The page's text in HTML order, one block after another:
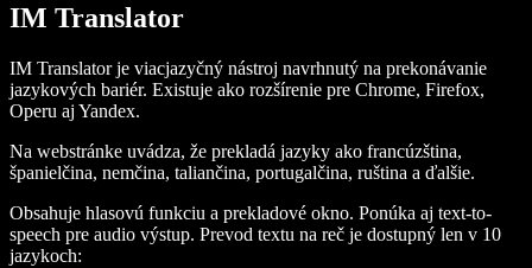
IM Translator
IM Translator je viacjazyčný nástroj navrhnutý na prekonávanie
jazykových bariér. Existuje ako rozšírenie pre Chrome, Firefox,
Operu aj Yandex.
Na webstránke uvádza, že prekladá jazyky ako francúzština,
španielčina, nemčina, taliančina, portugalčina, ruština a ďalšie.
Obsahuje hlasovú funkciu a prekladové okno. Ponúka aj text-to-
speech pre audio výstup. Prevod textu na reč je dostupný len v 10
jazykoch: